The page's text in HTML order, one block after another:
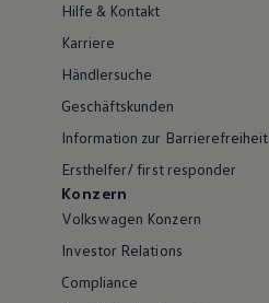
Hilfe & Kontakt
Karriere
Händlersuche
Geschäftskunden
Information zur Barrierefreiheit
Ersthelfer/ first responder
Konzern
Volkswagen Konzern
Investor Relations
Compliance